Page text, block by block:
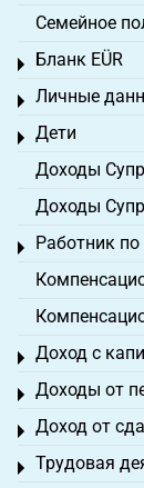
Семейное
Бланк EÜR
Toggle menu
Личные
Toggle menu
Дети
Toggle menu
Доходы
Доходы
Работник
Toggle menu
Доход с
Toggle menu
Доходы от
Toggle menu
Доход от
Toggle menu
Трудовая
Toggle menu